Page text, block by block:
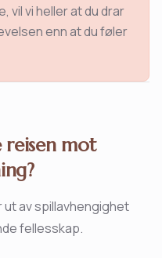
vil vi heller at du drar
enn at du føler
reisen mot
av spillavhengighet
fellesskap.